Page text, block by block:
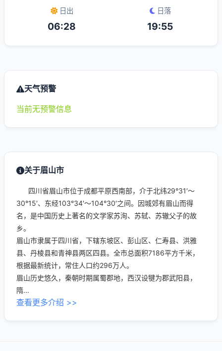
日出
06:28
日落
19:55
天气预警
当前无预警信息
关于眉山市
四川省眉山市位于成都平原西南部，介于北纬29°31′～
30°15′、东经103°34′～104°30′之间。因城郊有眉山而得
名，是中国历史上著名的文学家苏洵、苏轼、苏辙父子的故
乡。
眉山市隶属于四川省，下辖东坡区、彭山区、仁寿县、洪雅
县、丹棱县和青神县两区四县。全市总面积7186平方千米，
根据最新统计，常住人口约296万人。
眉山历史悠久，秦朝时期属蜀郡地，西汉设犍为郡武阳县，
隋...
查看更多介绍 >>